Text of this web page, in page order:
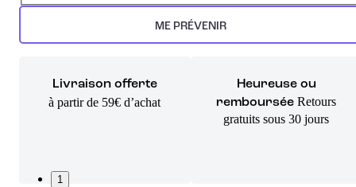
ME PRÉVENIR
Livraison offerte
à partir de 59€ d’achat
Heureuse ou
remboursée Retours
gratuits sous 30 jours
1